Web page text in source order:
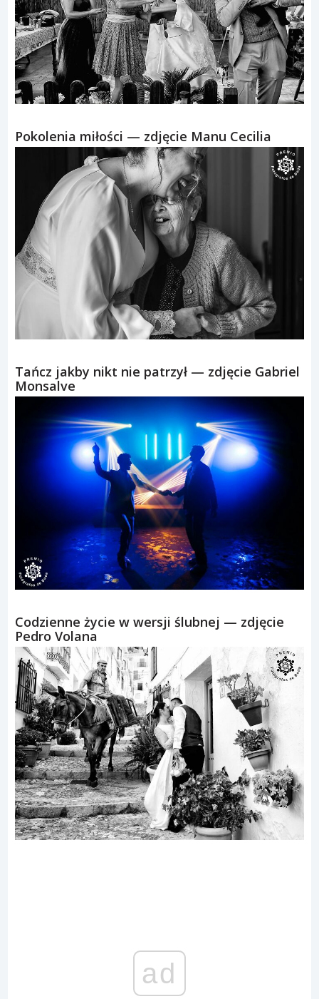
Pokolenia miłości — zdjęcie Manu Cecilia
Tańcz jakby nikt nie patrzył — zdjęcie Gabriel
Monsalve
Codzienne życie w wersji ślubnej — zdjęcie
Pedro Volana
ad